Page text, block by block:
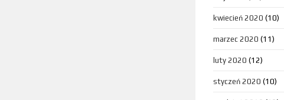
kwiecień 2020 (10)
marzec 2020 (11)
luty 2020 (12)
styczeń 2020 (10)